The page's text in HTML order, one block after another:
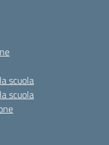
scuola
scuola